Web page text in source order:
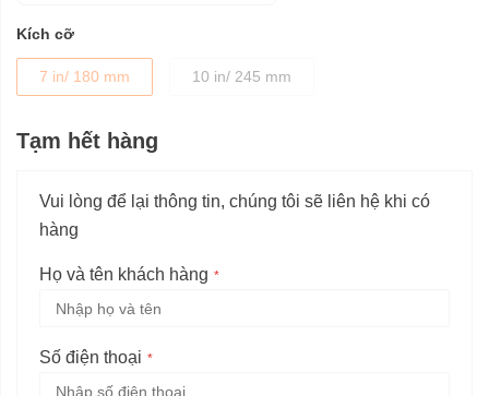
Kích cỡ
7 in/ 180 mm 10 in/ 245 mm
Tạm hết hàng
Vui lòng để lại thông tin, chúng tôi sẽ liên hệ khi có
hàng
Họ và tên khách hàng
Số điện thoại